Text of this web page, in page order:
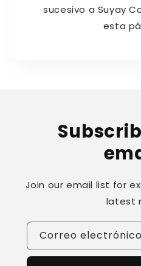
sucesivo a Suyay
esta
Join our email list for
latest
Correo electrónico